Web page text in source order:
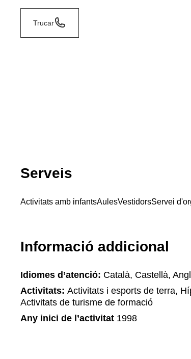
Trucar
Serveis
Activitats amb infantsAulesVestidorsServei
Informació addicional
Idiomes d’atenció: Català, Castellà,
Activitats: Activitats i esports de terra,
Activitats de turisme de formació
Any inici de l’activitat 1998